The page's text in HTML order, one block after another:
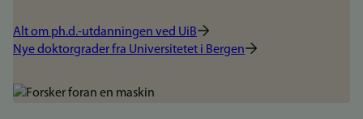
Alt om ph.d.-utdanningen ved UiB
Nye doktorgrader fra Universitetet i Bergen
Bilde